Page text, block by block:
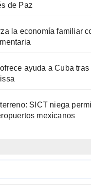
de Paz
la economía familiar
ayuda a Cuba tras
SICT niega
mexicanos